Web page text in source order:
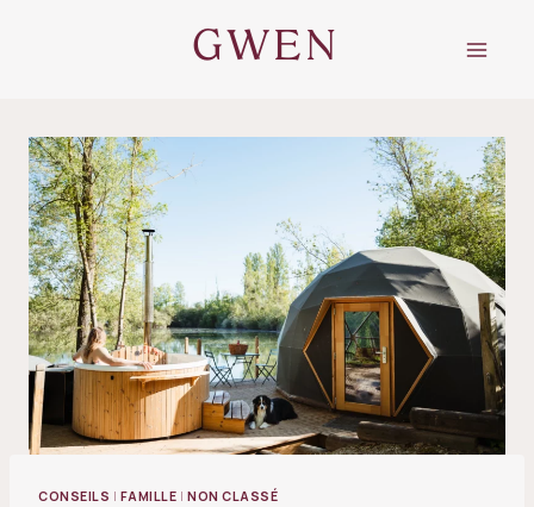
GWEN
CONSEILS | FAMILLE |NON CLASSÉ